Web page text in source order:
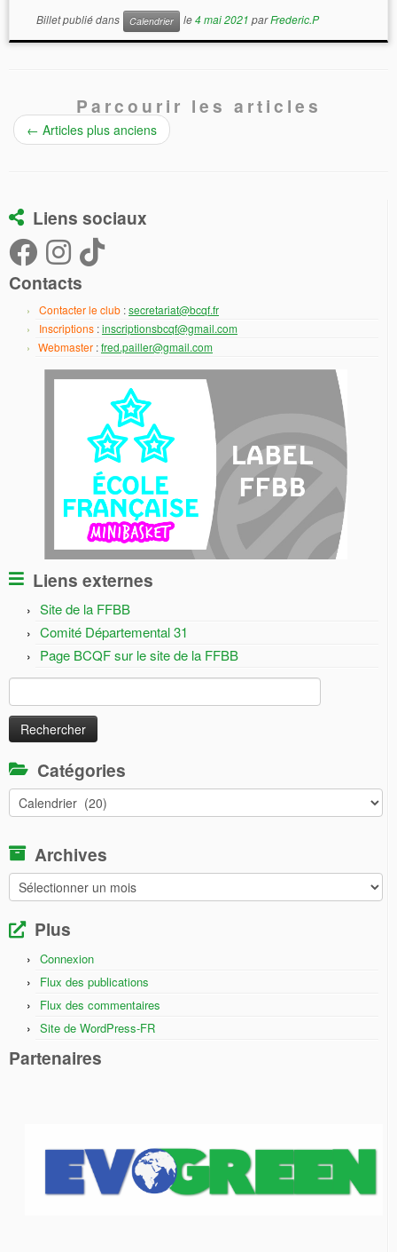
Billet publié dans Calendrier le4 mai 2021 parFrederic.P
Parcourir les articles
← Articles plus anciens
Liens sociaux
Contacts
Contacter le club :secretariat@bcqf.fr
Inscriptions :inscriptionsbcqf@gmail.com
Webmaster :fred.pailler@gmail.com
Liens externes
Site de la FFBB
Comité Départemental 31
Page BCQF sur le site de la FFBB
Rechercher :
Catégories
Catégories
Archives
Archives
Plus
Connexion
Flux des publications
Flux des commentaires
Site de WordPress-FR
Partenaires